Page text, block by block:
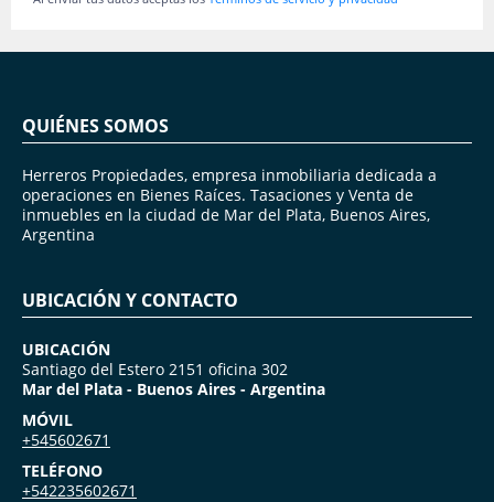
QUIÉNES SOMOS
Herreros Propiedades, empresa inmobiliaria dedicada a
operaciones en Bienes Raíces. Tasaciones y Venta de
inmuebles en la ciudad de Mar del Plata, Buenos Aires,
Argentina
UBICACIÓN Y CONTACTO
UBICACIÓN
Santiago del Estero 2151 oficina 302
Mar del Plata - Buenos Aires - Argentina
MÓVIL
+545602671
TELÉFONO
+542235602671